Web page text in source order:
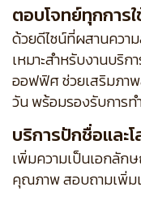
ตอบโจทย์ทุกการ
ด้วยดีไซน์ที่ผสานควา
เหมาะสำหรับงานบริก
ออฟฟิศ ช่วยเสริมภา
วัน พร้อมรองรับการ
บริการปักชื่อและ
เพิ่มความเป็นเอกลั
คุณภาพ สอบถามเพิ่ม